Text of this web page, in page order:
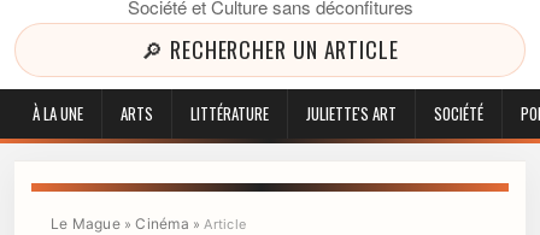
Société et Culture sans déconfitures
🔎 RECHERCHER UN ARTICLE
À LA UNE ARTS LITTÉRATURE JULIETTE'S ART SOCIÉTÉ
Le Mague»Cinéma »Article